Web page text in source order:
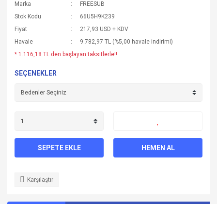
Marka
FREESUB
Stok Kodu
66U5H9K239
Fiyat
217,93 USD + KDV
Havale
9.782,97 TL (%5,00 havale indirimi)
* 1.116,18 TL den başlayan taksitlerle!!
SEÇENEKLER
SEPETE EKLE HEMEN AL
Karşılaştır